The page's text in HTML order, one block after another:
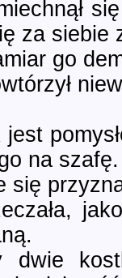
za siebie
go
na szafę.
się
dwie